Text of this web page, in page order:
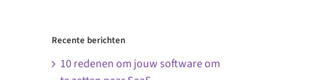
Recente berichten
10 redenen om jouw software om